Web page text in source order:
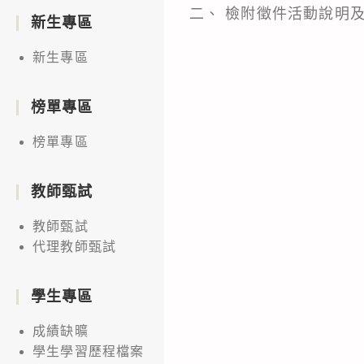
二、 檢附徵件活動說明
新生專區
新生專區
榜單專區
榜單專區
教師甄試
教師甄試
代理教師甄試
學生專區
成績缺曠
學生學習歷程檔案